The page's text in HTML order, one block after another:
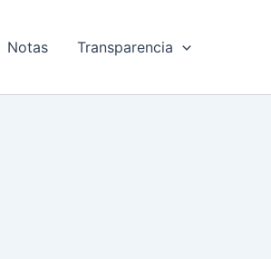
Notas Transparencia